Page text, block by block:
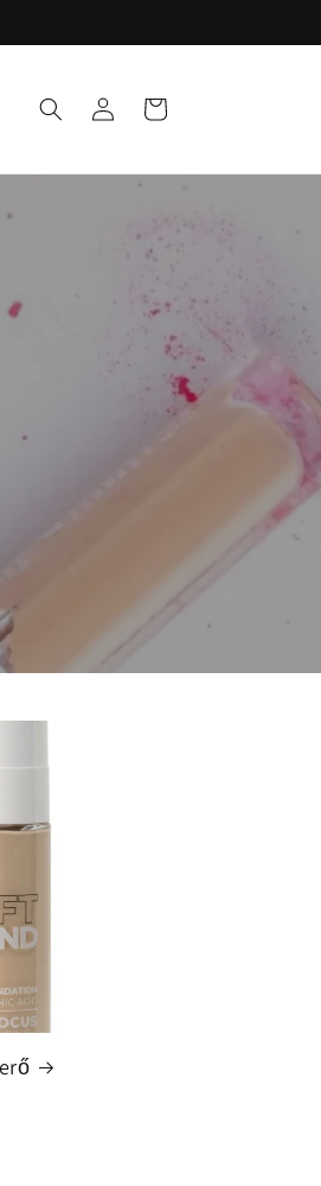
BejelentkezésKosár